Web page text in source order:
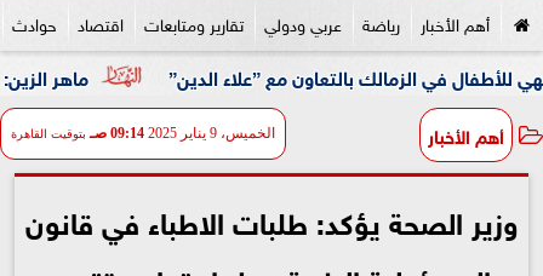
أهم الأخبار رياضة عربي ودولي تقارير ومتابعات اقتصاد حوادث
ماهر الزين: 25 حافلة تُعيد 1250 سودانيًا ضمن الفوج الـ41.. والالتزام بوثائق السفر عزز انسيابية العودة الطوعية بالتعاون مع ”علاء الدين”
أهم الأخبار الخميس، 9 يناير 2025 09:14 صـ بتوقيت القاهرة
وزير الصحة يؤكد: طلبات الاطباء في قانون